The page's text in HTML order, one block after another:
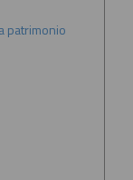
patrimonio